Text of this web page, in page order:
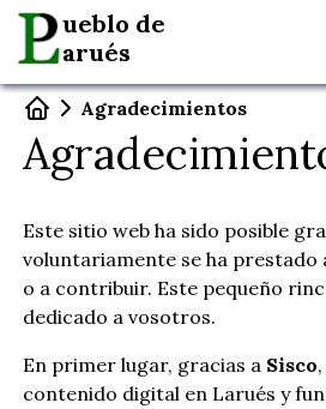
ueblo de
arués
Agradecimientos
Este sitio web ha sido posible
voluntariamente se ha
o a contribuir. Este pequeño
dedicado a vosotros.
En primer lugar, gracias a Sisco
contenido digital en Larués y